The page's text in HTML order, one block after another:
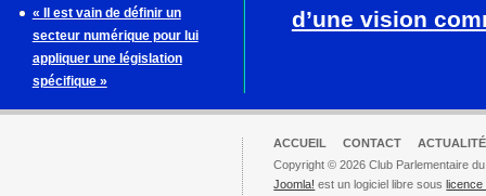
« Il est vain de définir un
secteur numérique pour lui
appliquer une législation
spécifique »
d’une vision
ACCUEIL CONTACT
Copyright © 2026 Club Parlementaire
Joomla! est un logiciel libre souslicence